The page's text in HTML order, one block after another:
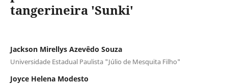
tangerineira 'Sunki'
Jackson Mirellys Azevêdo Souza
Universidade Estadual Paulista "Júlio de Mesquita Filho"
Joyce Helena Modesto